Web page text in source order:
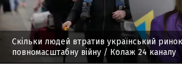
Скільки людей втратив український
повномасштабну війну / Колаж 24 каналу